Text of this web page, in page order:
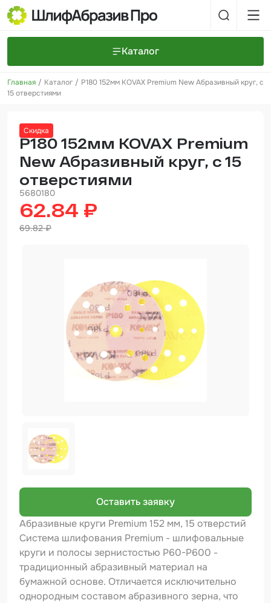
Каталог
О компании
Шлифовальные круги и полоски
Полировальные круги и пасты
Нетканые абразивные материалы
Инструменты
Краскопульты и Аэрографы
Добавки
Шлифовальные ленты
Армирующие материалы
Протирочные материалы
Шпатлевка
Маскировочные материалы
Главная Каталог
P180 152мм KOVAX Premium New Абразивный круг, с
15 отверстиями
Скидка
P180 152мм KOVAX Premium
New Абразивный круг, с 15
отверстиями
5680180
62.84 ₽
69.82 ₽
Оставить заявку
Абразивные круги Premium 152 мм, 15 отверстий
Система шлифования Premium - шлифовальные
круги и полосы зернистостью Р60-Р600 -
традиционный абразивный материал на
бумажной основе. Отличается исключительно
однородным составом абразивного зерна, что